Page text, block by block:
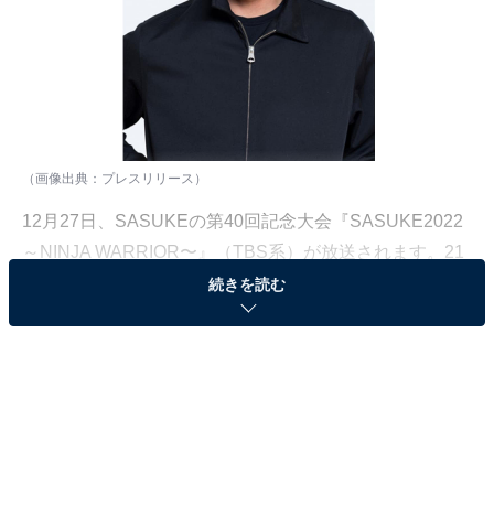
（画像出典： プレスリリース ）
12月27日、SASUKEの第40回記念大会『SASUKE2022
～NINJA WARRIOR〜』（TBS系）が放送されます。21
年ぶりに復帰するケイン・コスギさんをはじめとする“レ
ジェンド”メンバーや、海外でも注目を集める選手、
続きを読む